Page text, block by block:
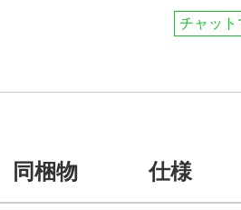
チャット
同梱物 仕様